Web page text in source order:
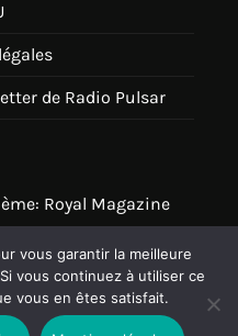
de Radio Pulsar
Royal Magazine
vous garantir la meilleure
vous continuez à utiliser ce
vous en êtes satisfait.